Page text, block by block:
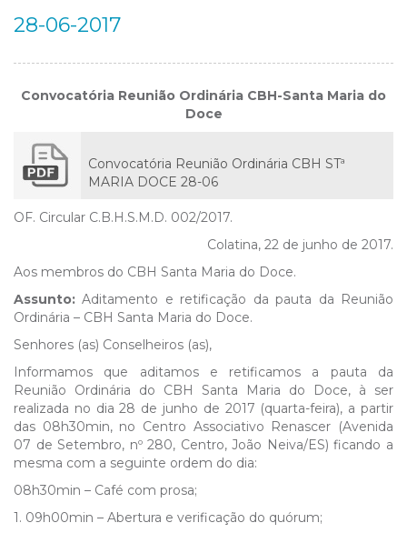
28-06-2017
Convocatória Reunião Ordinária CBH-Santa Maria do
Doce
Convocatória Reunião Ordinária CBH STª
MARIA DOCE 28-06
OF. Circular C.B.H.S.M.D. 002/2017.
Colatina, 22 de junho de 2017.
Aos membros do CBH Santa Maria do Doce.
Assunto: Aditamento e retificação da pauta da Reunião
Ordinária – CBH Santa Maria do Doce.
Senhores (as) Conselheiros (as),
Informamos que aditamos e retificamos a pauta da
Reunião Ordinária do CBH Santa Maria do Doce, à ser
realizada no dia 28 de junho de 2017 (quarta-feira), a partir
das 08h30min, no Centro Associativo Renascer (Avenida
07 de Setembro, nº 280, Centro, João Neiva/ES) ficando a
mesma com a seguinte ordem do dia:
08h30min – Café com prosa;
1. 09h00min – Abertura e verificação do quórum;